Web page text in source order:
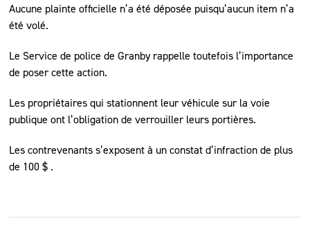
Aucune plainte officielle n’a été déposée puisqu’aucun item n’a
été volé.
Le Service de police de Granby rappelle toutefois l’importance
de poser cette action.
Les propriétaires qui stationnent leur véhicule sur la voie
publique ont l’obligation de verrouiller leurs portières.
Les contrevenants s’exposent à un constat d’infraction de plus
de 100 $ .